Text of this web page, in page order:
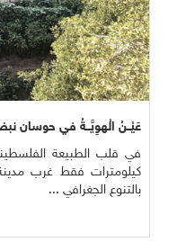
عَيْــنُ الْهوِيَّــةُ في حوسان
في قلب الطبيعة
كيلومترات فقط غرب
بالتنوع الجغرافي ...